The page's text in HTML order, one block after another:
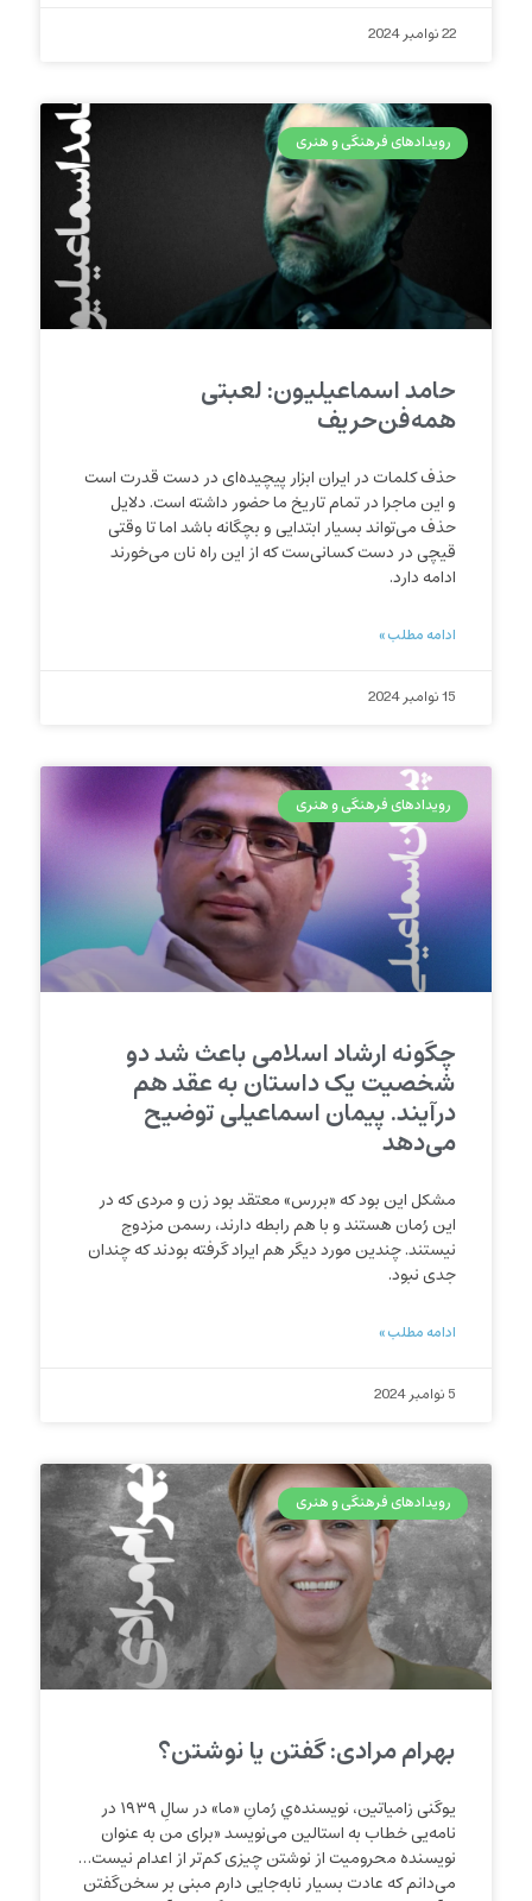
22 نوامبر 2024
رویدادهای فرهنگی و هنری
حامد اسماعیلیون: لعبتی
همه‌فن‌حریف
حذف کلمات در ایران ابزار پیچیده‌ای در دست قدرت است
و این ماجرا در تمام تاریخ ما حضور داشته است. دلایل
حذف می‌تواند بسیار ابتدایی و بچگانه باشد اما تا وقتی
قیچی در دست کسانی‌ست که از این راه نان می‌خورند
ادامه دارد.
ادامه مطلب »
15 نوامبر 2024
رویدادهای فرهنگی و هنری
چگونه ارشاد اسلامی باعث شد دو
شخصیت یک داستان به عقد هم
درآیند. پیمان اسماعیلی توضیح
می‌دهد
مشکل این بود که «بررس» معتقد بود زن و مردی که در
این رُمان هستند و با هم رابطه دارند، رسمن مزدوج
نیستند. چندین مورد دیگر هم ایراد گرفته بودند که چندان
جدی نبود.
ادامه مطلب »
5 نوامبر 2024
رویدادهای فرهنگی و هنری
بهرام مرادی: گفتن یا نوشتن؟
یوگنی زامیاتین، نویسنده‌ي رُمانِ «ما» در سالِ ۱۹۳۹ در
نامه‌یی خطاب به استالین می‌نویسد «برای من به عنوان
نویسنده محرومیت از نوشتن چیزی کم‌تر از اعدام نیست…
می‌دانم که عادت بسیار نابه‌جایی دارم مبنی بر سخن‌گفتن